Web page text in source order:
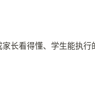
长看得懂、学生能执行